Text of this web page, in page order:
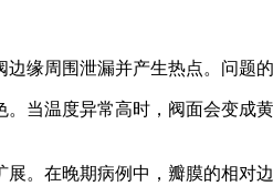
缘周围泄漏并产生热点。问题
当温度异常高时，阀面会变
。在晚期病例中，瓣膜的相对